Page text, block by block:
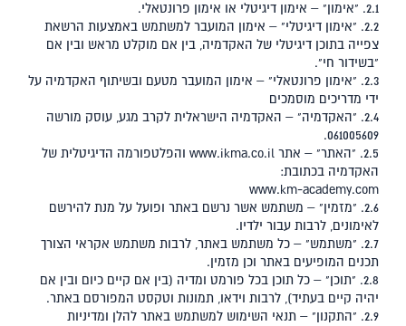
2.1. "אימון" – אימון דיגיטלי או אימון פרונטאלי.
2.2. "אימון דיגיטלי" – אימון המועבר למשתמש באמצעות הרשאת
צפייה בתוכן דיגיטלי של האקדמיה, בין אם מוקלט מראש ובין אם
"בשידור חי".
2.3. "אימון פרונטאלי" – אימון המועבר מטעם ובשיתוף האקדמיה על
ידי מדריכים מוסמכים
2.4. "האקדמיה" – האקדמיה הישראלית לקרב מגע, עוסק מורשה
061005609.
2.5. "האתר" – אתר www.ikma.co.il והפלטפורמה הדיגיטלית של
האקדמיה בכתובת:
www.km-academy.com
2.6. "מזמין" – משתמש אשר נרשם באתר ופועל על מנת להירשם
לאימונים, לרבות עבור ילדיו.
2.7. "משתמש" – כל משתמש באתר, לרבות משתמש אקראי הצורך
תכנים המופיעים באתר וכן מזמין.
2.8. "תוכן" – כל תוכן בכל פורמט ומדיה (בין אם קיים כיום ובין אם
יהיה קיים בעתיד), לרבות וידאו, תמונות וטקסט המפורסם באתר.
2.9. "התקנון" – תנאי השימוש למשתמש באתר להלן ומדיניות